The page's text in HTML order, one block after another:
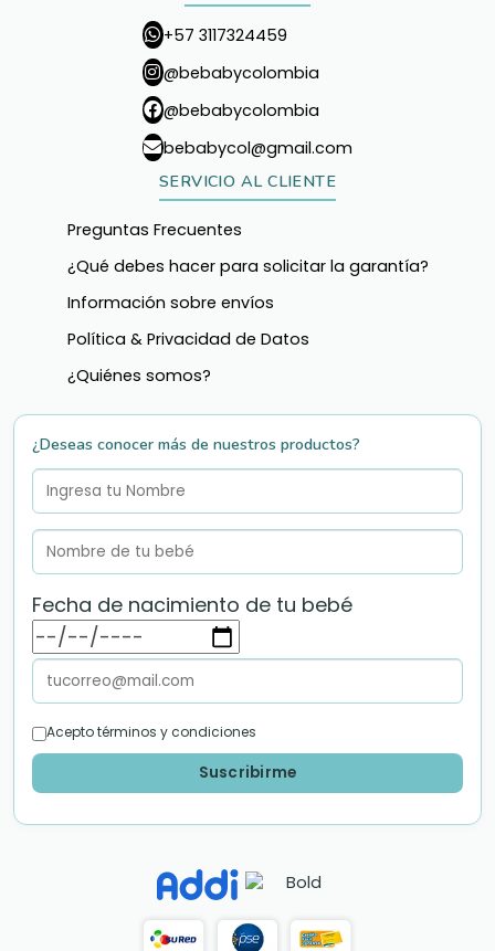
+57 3117324459
@bebabycolombia
@bebabycolombia
bebabycol@gmail.com
SERVICIO AL CLIENTE
Preguntas Frecuentes
¿Qué debes hacer para solicitar la garantía?
Información sobre envíos
Política & Privacidad de Datos
¿Quiénes somos?
¿Deseas conocer más de nuestros productos?
Fecha de nacimiento de tu bebé
Acepto términos y condiciones